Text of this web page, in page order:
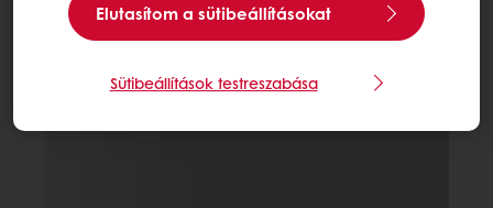
Elutasítom a sütibeállításokat
Sütibeállítások testreszabása